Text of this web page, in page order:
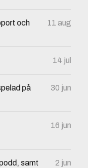
och
11 aug
14 jul
på
30 jun
16 jun
samt
2 jun